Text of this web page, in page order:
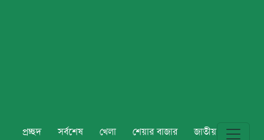
প্রচ্ছদ সর্বশেষ খেলা শেয়ার বাজার জাতীয় বিশ্ব